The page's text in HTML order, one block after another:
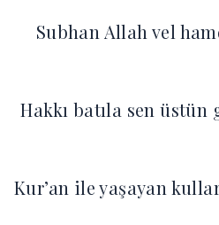
Subhan Allah vel
Hakkı batıla sen üstün
Kur’an ile yaşayan